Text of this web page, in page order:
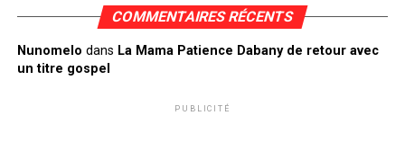
COMMENTAIRES RÉCENTS
Nunomelo dans La Mama Patience Dabany de retour avec
un titre gospel
PUBLICITÉ